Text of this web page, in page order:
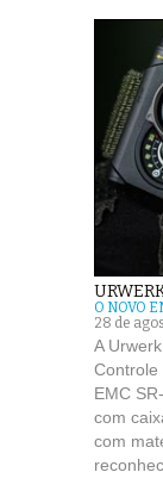
O NOVO
28 de
A
Controle
EMC
com
com